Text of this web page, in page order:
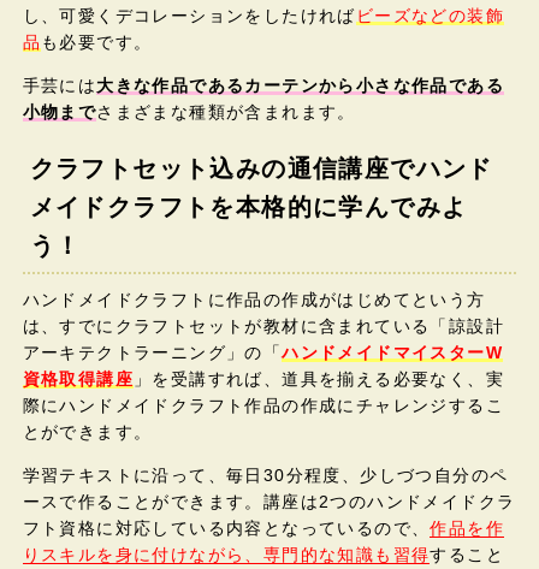
し、可愛くデコレーションをしたければビーズなどの装飾
品 も必要です。
手芸には大きな作品であるカーテンから小さな作品である
小物までさまざまな種類が含まれます。
クラフトセット込みの通信講座でハンド
メイドクラフトを本格的に学んでみよ
う！
ハンドメイドクラフトに作品の作成がはじめてという方
は、すでにクラフトセットが教材に含まれている「諒設計
アーキテクトラーニング」の「ハンドメイドマイスターW
資格取得講座 」を受講すれば、道具を揃える必要なく、実
際にハンドメイドクラフト作品の作成にチャレンジするこ
とができます。
学習テキストに沿って、毎日30分程度、少しづつ自分のペ
ースで作ることができます。講座は2つのハンドメイドクラ
フト資格に対応している内容となっているので、作品を作
りスキルを身に付けながら、専門的な知識も習得すること